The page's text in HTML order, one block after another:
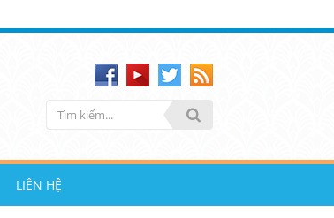
LIÊN HỆ